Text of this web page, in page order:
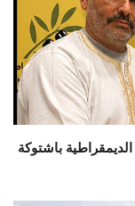
باشتوكة